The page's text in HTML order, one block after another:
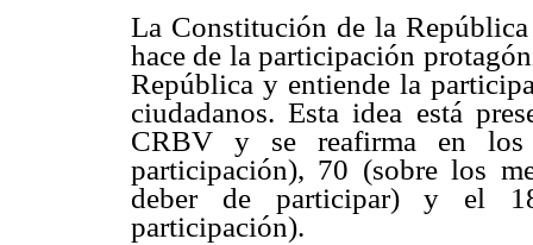
La Constitución de la
hace de la participación
República y entiende la
ciudadanos. Esta idea está
CRBV y se reafirma en
participación), 70 (sobre los
deber de participar) y el
participación).